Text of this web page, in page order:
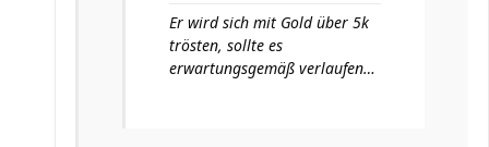
Er wird sich mit Gold über 5k
trösten, sollte es
erwartungsgemäß verlaufen…